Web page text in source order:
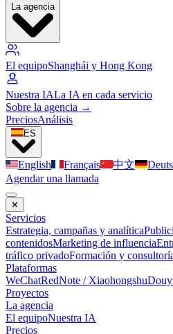
La agencia
El equipoShanghái y Hong Kong
Nuestra IALa IA en cada servicio
Sobre la agencia →
PreciosAnálisis
ES
English Français 中文
Agendar una llamada
✕
Servicios
Estrategia, campañas y analítica
contenidosMarketing de influencia
tráfico privadoFormación y
Plataformas
WeChatRedNote / Xiaohongshu
Proyectos
La agencia
El equipoNuestra IA
Precios